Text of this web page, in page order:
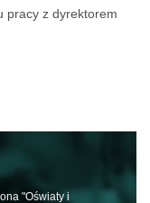
pracy z dyrektorem
"Oświaty i